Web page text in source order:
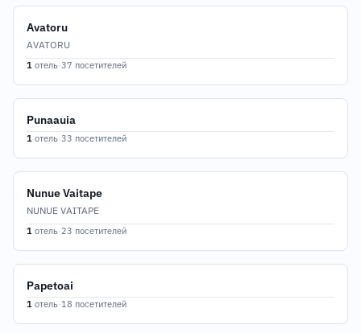
Avatoru
AVATORU
1 отель·37 посетителей
Punaauia
1 отель·33 посетителей
Nunue Vaitape
NUNUE VAITAPE
1 отель·23 посетителей
Papetoai
1 отель·18 посетителей